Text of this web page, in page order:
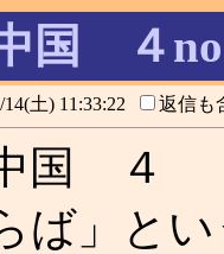
国 ４
土) 11:33:22 返信も
国 ４
ば」と